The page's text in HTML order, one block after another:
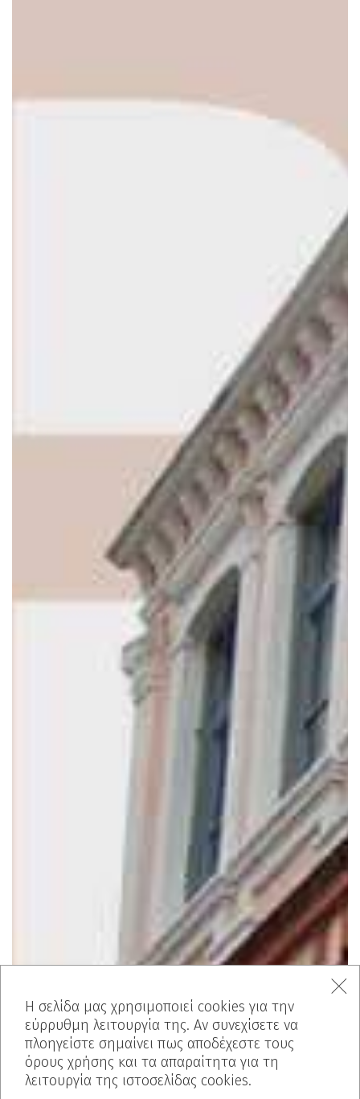
Η σελίδα μας χρησιμοποιεί cookies για την
εύρρυθμη λειτουργία της. Αν συνεχίσετε να
πλοηγείστε σημαίνει πως αποδέχεστε τους
όρους χρήσης και τα απαραίτητα για τη
λειτουργία της ιστοσελίδας cookies.